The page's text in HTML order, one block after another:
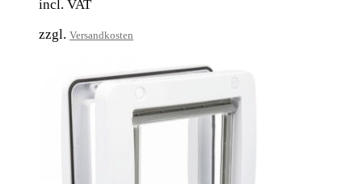
incl. VAT
zzgl. Versandkosten